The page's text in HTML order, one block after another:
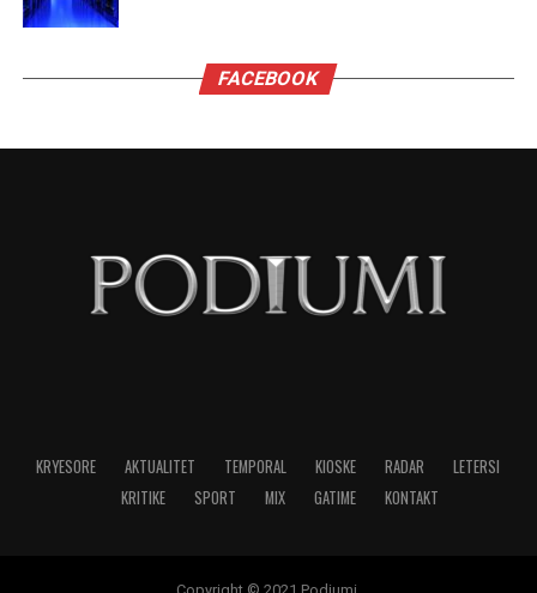
legjitimiteti nuk matet më vetëm nga procedurat
opsionet e qytetarit përballë institucioneve:
luksin e exit – emigracioni nuk është zgjidhje për
me instrumentet që njeh: rrjetet sociale.
Kjo zhvendosje sjell tre implikime të forta:
në tranzicion: nëse nuk krijon kanale reale për
pjesëmarrjen e të rinjve, do ta marrë mesazhin